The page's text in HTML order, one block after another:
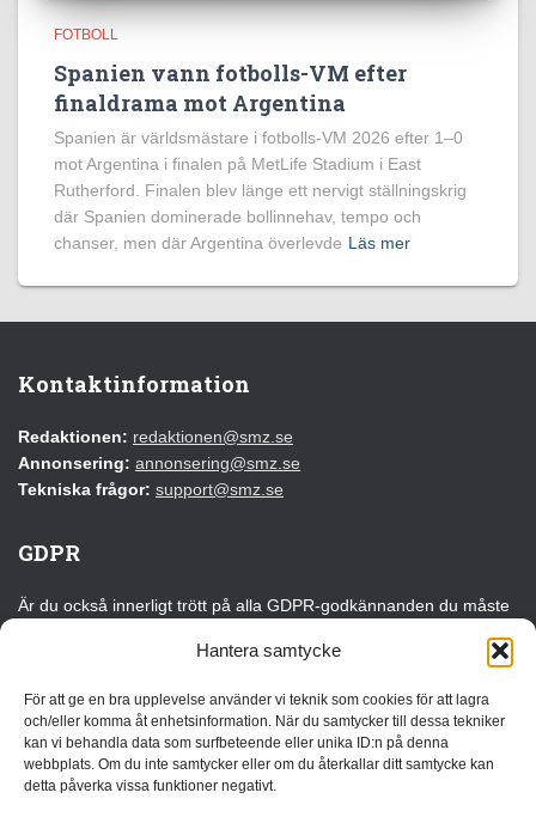
Hantera samtycke
För att ge en bra upplevelse använder vi teknik som cookies för att lagra
och/eller komma åt enhetsinformation. När du samtycker till dessa tekniker
kan vi behandla data som surfbeteende eller unika ID:n på denna
webbplats. Om du inte samtycker eller om du återkallar ditt samtycke kan
detta påverka vissa funktioner negativt.
FOTBOLL
Spanien vann fotbolls-VM efter
finaldrama mot Argentina
Spanien är världsmästare i fotbolls-VM 2026 efter 1–0
mot Argentina i finalen på MetLife Stadium i East
Rutherford. Finalen blev länge ett nervigt ställningskrig
där Spanien dominerade bollinnehav, tempo och
chanser, men där Argentina överlevde Läs mer
Kontaktinformation
Redaktionen: redaktionen@smz.se
Annonsering: annonsering@smz.se
Tekniska frågor: support@smz.se
GDPR
Är du också innerligt trött på alla GDPR-godkännanden du måste
Läs vår GDPR-information
Annonsera